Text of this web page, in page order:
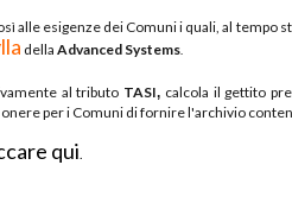
alle esigenze dei Comuni i quali, al tempo
della Advanced Systems.
al tributo TASI, calcola il gettito
per i Comuni di fornire l'archivio
qui.